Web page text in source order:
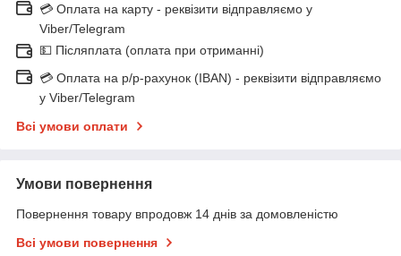
💳 Оплата на карту - реквізити відправляємо у
Viber/Telegram
💵 Післяплата (оплата при отриманні)
💳 Оплата на р/р-рахунок (IBAN) - реквізити відправляємо
у Viber/Telegram
Всі умови оплати
Умови повернення
Повернення товару впродовж 14 днів за домовленістю
Всі умови повернення